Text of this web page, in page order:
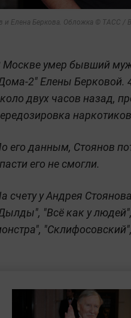
и Елена Беркова. Обложка © ТАСС /
Москве умер бывший муж
2" Елены Берковой.
двух часов назад,
его данным, Стоянов
его не смогли.
счету у Андрея
"Всё как у